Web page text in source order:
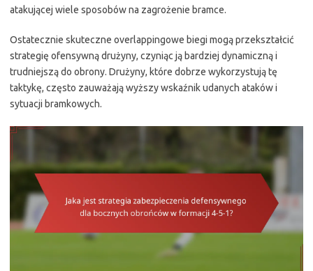
atakującej wiele sposobów na zagrożenie bramce.
Ostatecznie skuteczne overlappingowe biegi mogą przekształcić
strategię ofensywną drużyny, czyniąc ją bardziej dynamiczną i
trudniejszą do obrony. Drużyny, które dobrze wykorzystują tę
taktykę, często zauważają wyższy wskaźnik udanych ataków i
sytuacji bramkowych.